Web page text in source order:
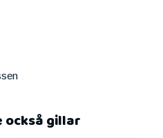
också gillar